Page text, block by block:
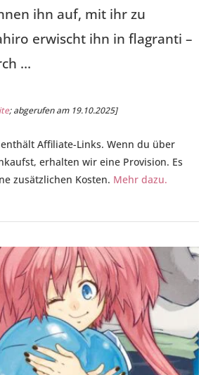
ihn auf, mit ihr zu
erwischt ihn in flagranti –
…
; abgerufen am 19.10.2025]
Affiliate-Links. Wenn du über
erhalten wir eine Provision. Es
zusätzlichen Kosten. Mehr dazu.